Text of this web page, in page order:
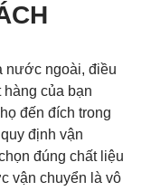
nước ngoài, điều
hàng của bạn
đến đích trong
định vận
đúng chất liệu
vận chuyển là vô